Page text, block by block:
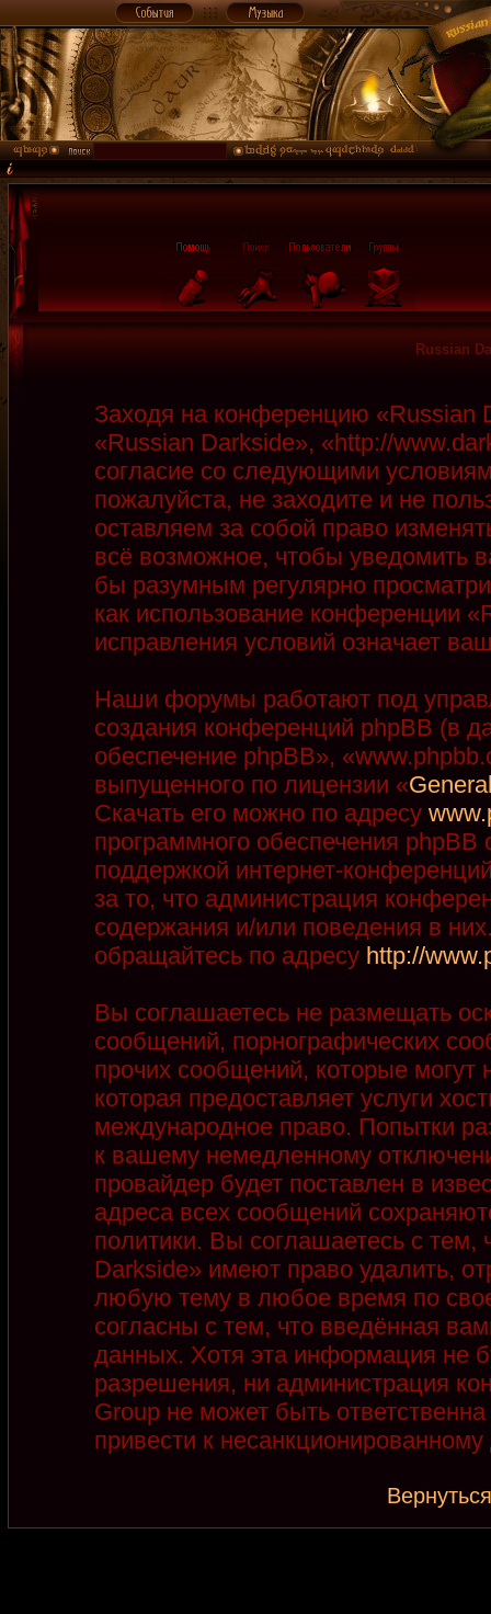
Russian
Заходя на конференцию
«Russian Darkside», «http://
согласие со следующими
пожалуйста, не заходите и не
оставляем за собой право
всё возможное, чтобы уведомить
бы разумным регулярно
как использование конференции
исправления условий означает
Наши форумы работают под
создания конференций phpBB (в
обеспечение phpBB»,
выпущенного по лицензии «
Скачать его можно по адресу
программного обеспечения phpBB
поддержкой интернет-
за то, что администрация
содержания и/или поведения в
обращайтесь по адресу http://
Вы соглашаетесь не размещать
сообщений, порнографических
прочих сообщений, которые
которая предоставляет услуги
международное право. Попытки
к вашему немедленному
провайдер будет поставлен в
адреса всех сообщений
политики. Вы соглашаетесь с
Darkside» имеют право удалить,
любую тему в любое время по
согласны с тем, что введённая
данных. Хотя эта информация не
разрешения, ни администрация
Group не может быть
привести к несанкционированному